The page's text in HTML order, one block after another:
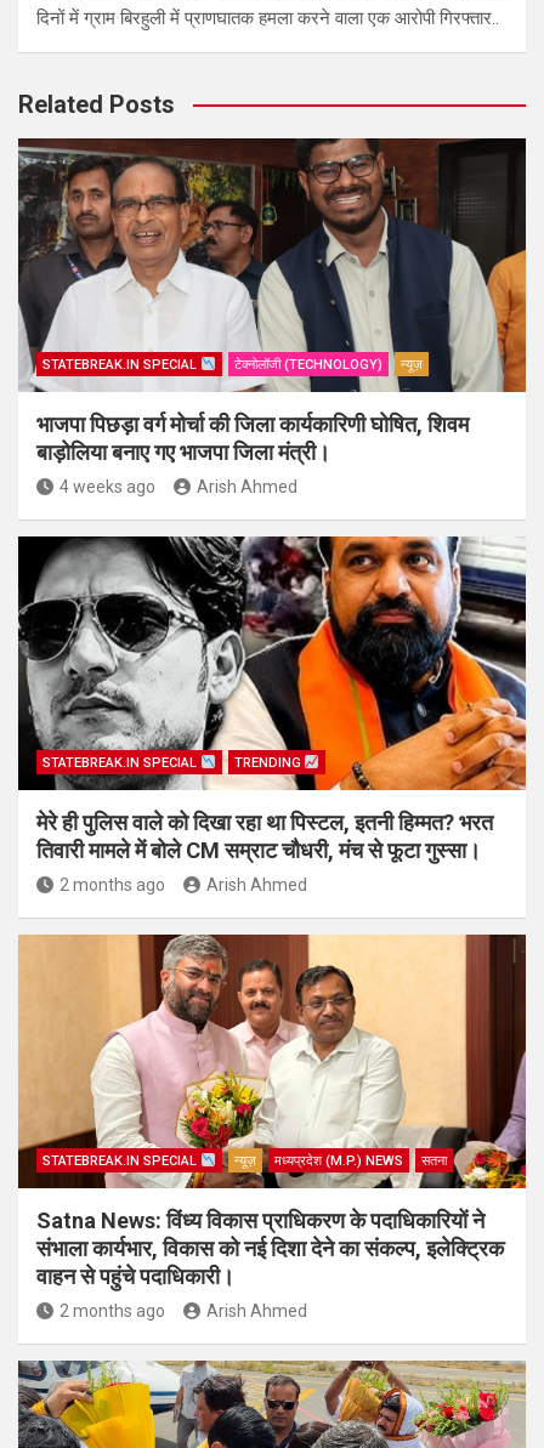
दिनों में ग्राम बिरहुली में प्राणघातक हमला करने वाला एक आरोपी गिरफ्तार..
Related Posts
STATEBREAK.IN SPECIAL टेक्नोलॉजी (TECHNOLOGY) न्यूज़
भाजपा पिछड़ा वर्ग मोर्चा की जिला कार्यकारिणी घोषित, शिवम
बाड़ोलिया बनाए गए भाजपा जिला मंत्री।
4 weeks ago Arish Ahmed
STATEBREAK.IN SPECIAL TRENDING
मेरे ही पुलिस वाले को दिखा रहा था पिस्टल, इतनी हिम्मत? भरत
तिवारी मामले में बोले CM सम्राट चौधरी, मंच से फूटा गुस्सा।
2 months ago Arish Ahmed
STATEBREAK.IN SPECIAL न्यूज़ मध्यप्रदेश (M.P.) NEWS सतना
Satna News: विंध्य विकास प्राधिकरण के पदाधिकारियों ने
संभाला कार्यभार, विकास को नई दिशा देने का संकल्प, इलेक्ट्रिक
वाहन से पहुंचे पदाधिकारी।
2 months ago Arish Ahmed